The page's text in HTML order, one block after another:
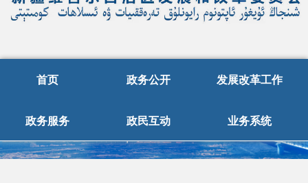
首页 政务公开 发展改革工作
政务服务 政民互动 业务系统